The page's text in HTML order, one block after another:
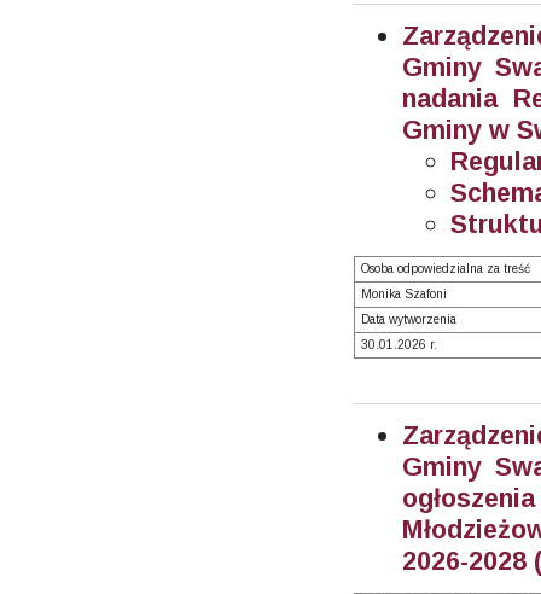
Gminy
nadania
Gminy w
Osoba odpowiedzialna za treść
Monika Szafoni
Data wytworzenia
30.01.2026 r.
Gminy
2026-2028